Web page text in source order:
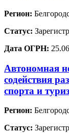
Регион:
Статус:
Дата ОГРН:
Автономная
содействия
спорта и
Регион:
Статус: